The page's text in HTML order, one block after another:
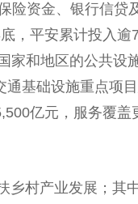
险资金、银行信贷
， 平安累计投入逾
国家和地区的公共设
基础设施重点项目
亿元，服务覆盖
乡村产业发展；其中